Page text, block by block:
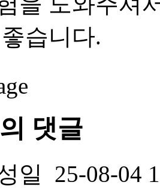
습니다.
댓글
일
25-08-04